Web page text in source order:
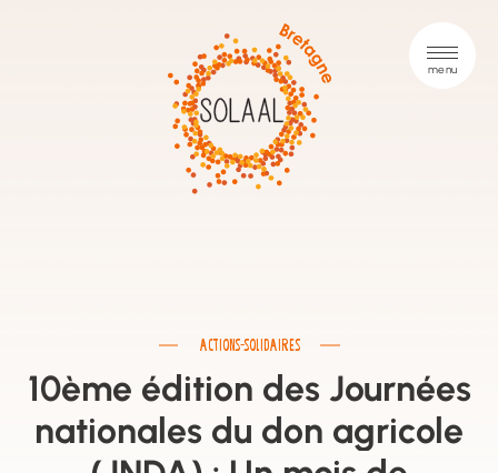
ACTIONS-SOLIDAIRES
10ème édition des Journées
nationales du don agricole